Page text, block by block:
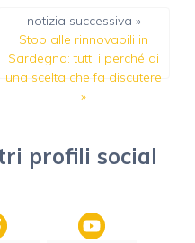
notizia successiva »
Stop alle rinnovabili in
Sardegna: tutti i perché di
una scelta che fa discutere
»
profili social